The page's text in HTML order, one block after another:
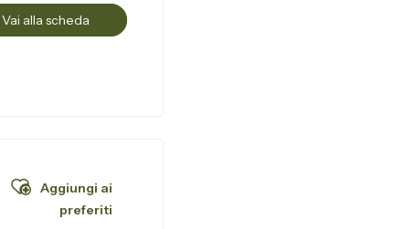
Vai alla scheda
Aggiungi ai
preferiti